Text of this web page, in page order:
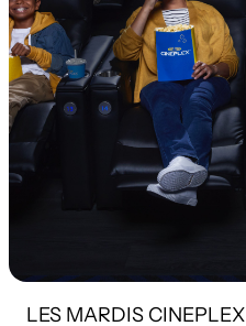
LES MARDIS CINEPLEX